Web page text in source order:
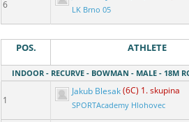
6 LK Brno 05
POS. ATHLETE
INDOOR - RECURVE - BOWMAN - MALE - 18M
1
Jakub Blesak(6C) 1. skupina
SPORTAcademy Hlohovec